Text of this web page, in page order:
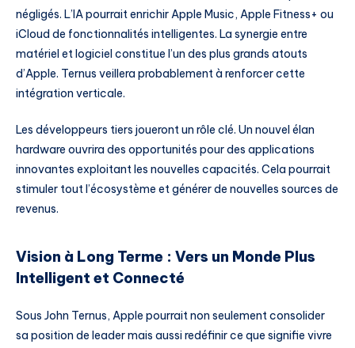
négligés. L’IA pourrait enrichir Apple Music, Apple Fitness+ ou
iCloud de fonctionnalités intelligentes. La synergie entre
matériel et logiciel constitue l’un des plus grands atouts
d’Apple. Ternus veillera probablement à renforcer cette
intégration verticale.
Les développeurs tiers joueront un rôle clé. Un nouvel élan
hardware ouvrira des opportunités pour des applications
innovantes exploitant les nouvelles capacités. Cela pourrait
stimuler tout l’écosystème et générer de nouvelles sources de
revenus.
Vision à Long Terme : Vers un Monde Plus
Intelligent et Connecté
Sous John Ternus, Apple pourrait non seulement consolider
sa position de leader mais aussi redéfinir ce que signifie vivre